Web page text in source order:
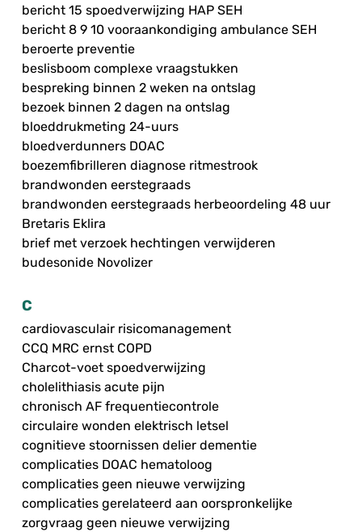
bericht 15 spoedverwijzing HAP SEH
bericht 8 9 10 vooraankondiging ambulance SEH
beroerte preventie
beslisboom complexe vraagstukken
bespreking binnen 2 weken na ontslag
bezoek binnen 2 dagen na ontslag
bloeddrukmeting 24-uurs
bloedverdunners DOAC
boezemfibrilleren diagnose ritmestrook
brandwonden eerstegraads
brandwonden eerstegraads herbeoordeling 48 uur
Bretaris Eklira
brief met verzoek hechtingen verwijderen
budesonide Novolizer
C
cardiovasculair risicomanagement
CCQ MRC ernst COPD
Charcot-voet spoedverwijzing
cholelithiasis acute pijn
chronisch AF frequentiecontrole
circulaire wonden elektrisch letsel
cognitieve stoornissen delier dementie
complicaties DOAC hematoloog
complicaties geen nieuwe verwijzing
complicaties gerelateerd aan oorspronkelijke
zorgvraag geen nieuwe verwijzing